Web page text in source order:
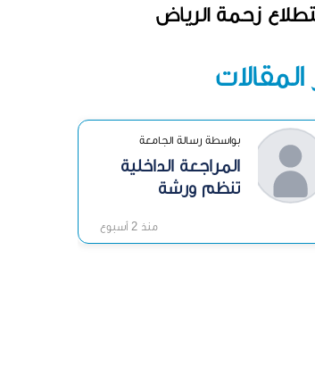
زحمة الرياض
المقالات
بواسطة رسالة الجامعة
المراجعة الداخلية
تنظم ورشة
منذ 2 أسبوع